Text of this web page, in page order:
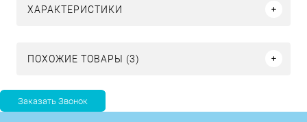
ХАРАКТЕРИСТИКИ
ПОХОЖИЕ ТОВАРЫ (3)